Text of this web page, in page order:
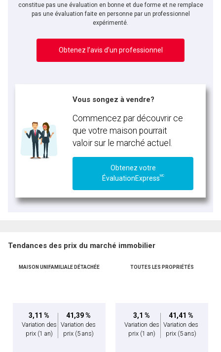
constitue pas une évaluation en bonne et due forme et ne remplace
pas une évaluation faite en personne par un professionnel
expérimenté.
Obtenez l’avis d’un professionnel
Vous songez à vendre?
Commencez par découvrir ce
que votre maison pourrait
valoir sur le marché actuel.
Obtenez votre
ÉvaluationExpressMC
Tendances des prix du marché immobilier
MAISON UNIFAMILIALE DÉTACHÉE
3,11 %
Variation des
prix (1 an)
41,39 %
Variation des
prix (5 ans)
TOUTES LES PROPRIÉTÉS
3,1 %
Variation des
prix (1 an)
41,41 %
Variation des
prix (5 ans)